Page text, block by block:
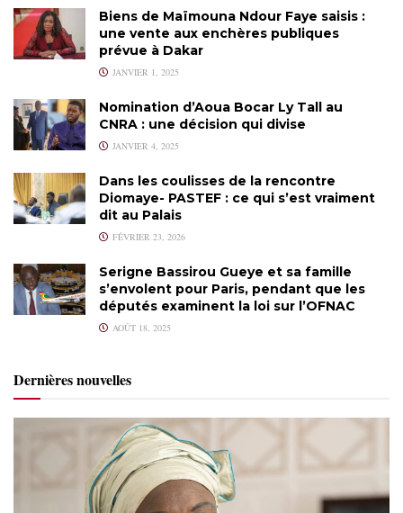
Biens de Maïmouna Ndour Faye saisis :
une vente aux enchères publiques
prévue à Dakar
JANVIER 1, 2025
Nomination d’Aoua Bocar Ly Tall au
CNRA : une décision qui divise
JANVIER 4, 2025
Dans les coulisses de la rencontre
Diomaye- PASTEF : ce qui s’est vraiment
dit au Palais
FÉVRIER 23, 2026
Serigne Bassirou Gueye et sa famille
s’envolent pour Paris, pendant que les
députés examinent la loi sur l’OFNAC
AOÛT 18, 2025
Dernières nouvelles